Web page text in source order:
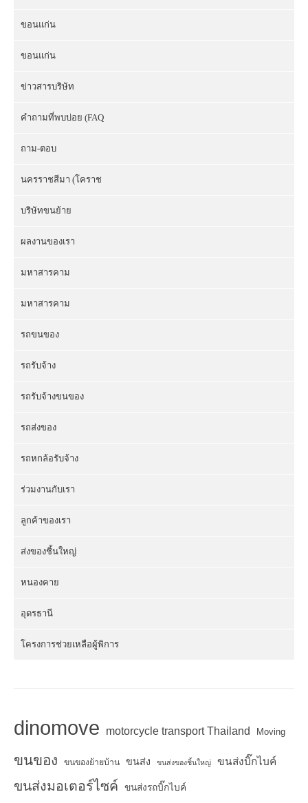
ขอนแก่น
ขอนแก่น
ข่าวสารบริษัท
คำถามที่พบบ่อย (FAQ
ถาม-ตอบ
นครราชสีมา (โคราช
บริษัทขนย้าย
ผลงานของเรา
มหาสารคาม
มหาสารคาม
รถขนของ
รถรับจ้าง
รถรับจ้างขนของ
รถส่งของ
รถหกล้อรับจ้าง
ร่วมงานกับเรา
ลูกค้าของเรา
ส่งของชิ้นใหญ่
หนองคาย
อุดรธานี
โครงการช่วยเหลือผู้พิการ
dinomove motorcycle transport Thailand Moving
ขนของ ขนของย้ายบ้าน ขนส่ง ขนส่งของชิ้นใหญ่ ขนส่งบิ๊กไบค์
ขนส่งมอเตอร์ไซค์ ขนส่งรถบิ๊กไบค์